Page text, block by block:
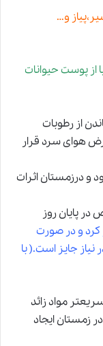
و…
از پوست حیوانات
از رطوبات
هوای سرد قرار
و درزمستان اثرات
پایان روز
کرد و در صورت
جایز است.( با
مواد زائد
زمستان ایجاد